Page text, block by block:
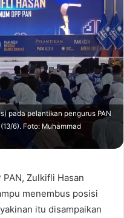
pada pelantikan pengurus PAN
6). Foto: Muhammad
PAN, Zulkifli Hasan
menembus posisi
itu disampaikan